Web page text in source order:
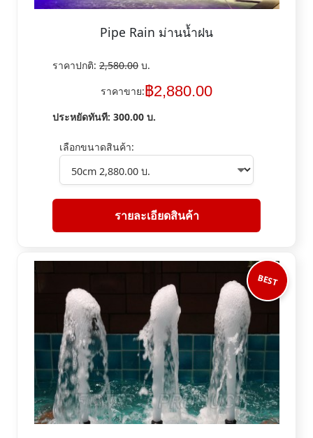
Pipe Rain ม่านน้ำฝน
ราคาปกติ: 2,580.00 บ.
ราคาขาย: ฿2,880.00
ประหยัดทันที: 300.00 บ.
เลือกขนาดสินค้า:
รายละเอียดสินค้า
BEST